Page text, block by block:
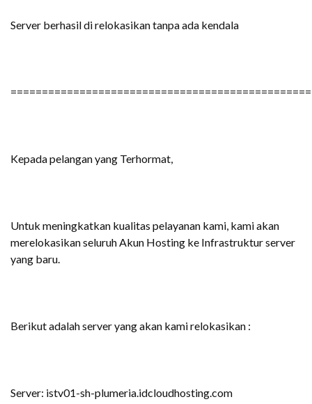
Server berhasil di relokasikan tanpa ada kendala
Kepada pelangan yang Terhormat,
Untuk meningkatkan kualitas pelayanan kami, kami akan
merelokasikan seluruh Akun Hosting ke Infrastruktur server
yang baru.
Berikut adalah server yang akan kami relokasikan :
Server: istv01-sh-plumeria.idcloudhosting.com